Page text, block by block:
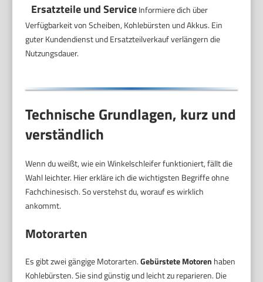
Ersatzteile und ServiceInformiere dich über
Verfügbarkeit von Scheiben, Kohlebürsten und Akkus. Ein
guter Kundendienst und Ersatzteilverkauf verlängern die
Nutzungsdauer.
Technische Grundlagen, kurz und
verständlich
Wenn du weißt, wie ein Winkelschleifer funktioniert, fällt die
Wahl leichter. Hier erkläre ich die wichtigsten Begriffe ohne
Fachchinesisch. So verstehst du, worauf es wirklich
ankommt.
Motorarten
Es gibt zwei gängige Motorarten.Gebürstete Motoren haben
Kohlebürsten. Sie sind günstig und leicht zu reparieren. Die